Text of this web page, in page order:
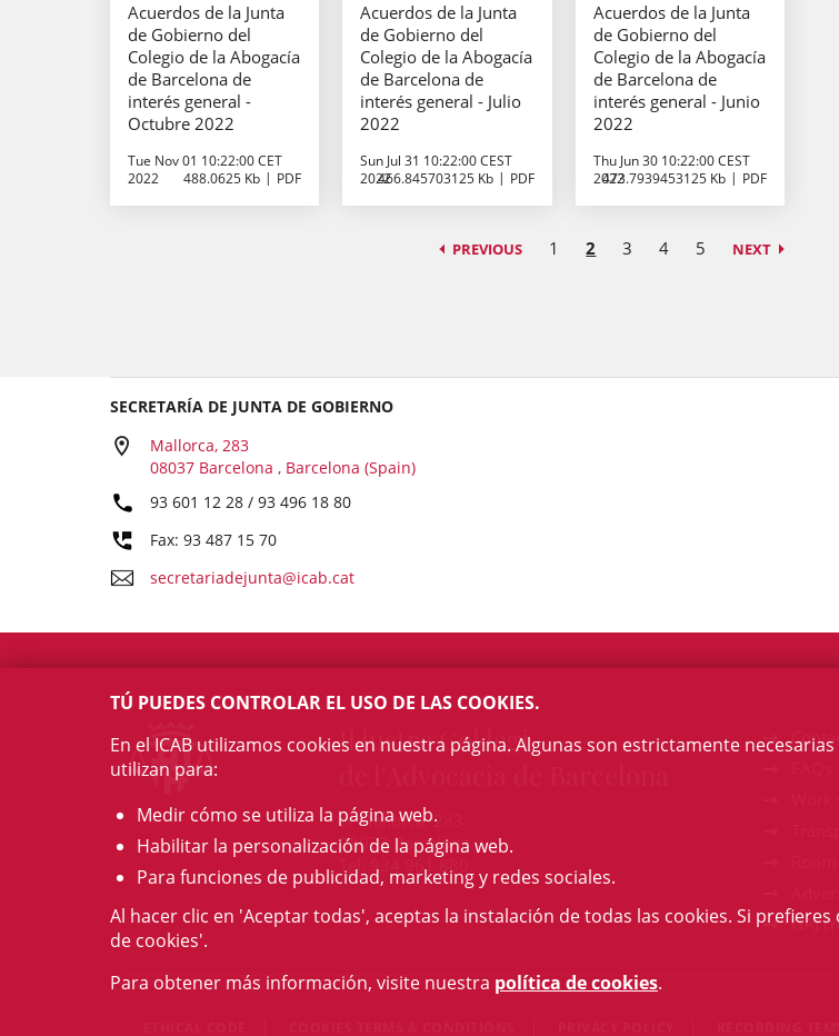
Acuerdos de la Junta
de Gobierno del
Colegio de la Abogacía
de Barcelona de
interés general -
Octubre 2022
Tue Nov 01 10:22:00 CET
2022
488.0625 Kb PDF
Acuerdos de la Junta
de Gobierno del
Colegio de la Abogacía
de Barcelona de
interés general - Julio
2022
Sun Jul 31 10:22:00 CEST
2022466.845703125 Kb PDF
Acuerdos de la Junta
de Gobierno del
Colegio de la Abogacía
de Barcelona de
interés general - Junio
2022
Thu Jun 30 10:22:00 CEST
2022
473.7939453125 Kb PDF
PREVIOUS 1 2 3 4 5 NEXT
SECRETARÍA DE JUNTA DE GOBIERNO
Mallorca, 283
08037 Barcelona , Barcelona (Spain)
93 601 12 28 / 93 496 18 80
Fax: 93 487 15 70
secretariadejunta@icab.cat
Il·lustre Col·legi
c/ Mallorca, 283
08037 Barcelona
Tel. 934 961 880
GAJ
TÚ PUEDES CONTROLAR EL USO DE LAS COOKIES.
En el ICAB utilizamos cookies en nuestra página. Algunas son estrictamente
utilizan para:
Medir cómo se utiliza la página web.
Habilitar la personalización de la página web.
Para funciones de publicidad, marketing y redes sociales.
Al hacer clic en 'Aceptar todas', aceptas la instalación de todas las cookies. Si
de cookies'.
Para obtener más información, visite nuestra política de cookies.